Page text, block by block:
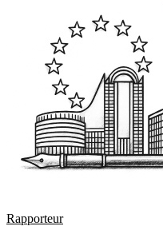
Rapporteur